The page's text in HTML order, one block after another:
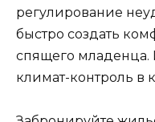
регулирование
быстро создать
спящего младенца.
климат-контроль